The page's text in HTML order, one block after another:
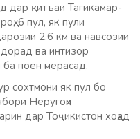
дар қитъаи Тагикамар-
6 пул, як пули
2,6 км ва навсозии
ва интизор
поён мерасад.
сохтмони як пул бо
Неругоҳи
дар Тоҷикистон хоҳад